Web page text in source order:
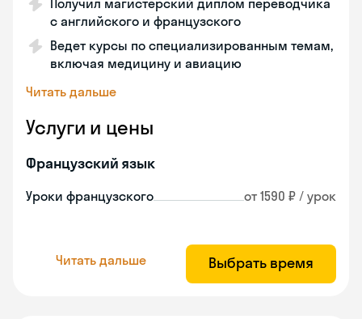
Получил магистерский диплом переводчика
с английского и французского
Ведет курсы по специализированным темам,
включая медицину и авиацию
Читать дальше
Услуги и цены
Французский язык
Уроки французского от 1590 ₽ / урок
Читать дальше Выбрать время